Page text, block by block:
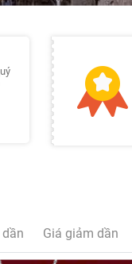
Giá giảm dần